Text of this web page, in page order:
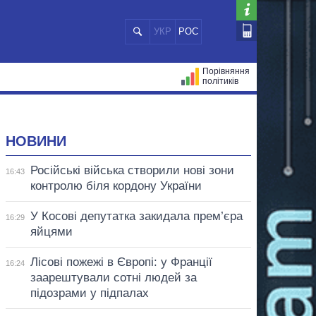
УКР РОС
Порівняння
політиків
НОВИНИ
16:43
Російські війська створили нові зони
контролю біля кордону України
16:29
У Косові депутатка закидала прем’єра
яйцями
16:24
Лісові пожежі в Європі: у Франції
заарештували сотні людей за
підозрами у підпалах